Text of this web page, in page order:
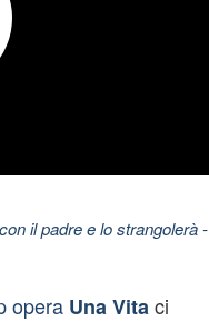
il padre e lo strangolerà-
opera Una Vita ci